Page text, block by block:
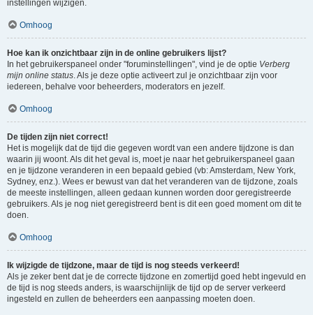
instellingen wijzigen.
Omhoog
Hoe kan ik onzichtbaar zijn in de online gebruikers lijst?
In het gebruikerspaneel onder "foruminstellingen", vind je de optie Verberg
mijn online status. Als je deze optie activeert zul je onzichtbaar zijn voor
iedereen, behalve voor beheerders, moderators en jezelf.
Omhoog
De tijden zijn niet correct!
Het is mogelijk dat de tijd die gegeven wordt van een andere tijdzone is dan
waarin jij woont. Als dit het geval is, moet je naar het gebruikerspaneel gaan
en je tijdzone veranderen in een bepaald gebied (vb: Amsterdam, New York,
Sydney, enz.). Wees er bewust van dat het veranderen van de tijdzone, zoals
de meeste instellingen, alleen gedaan kunnen worden door geregistreerde
gebruikers. Als je nog niet geregistreerd bent is dit een goed moment om dit te
doen.
Omhoog
Ik wijzigde de tijdzone, maar de tijd is nog steeds verkeerd!
Als je zeker bent dat je de correcte tijdzone en zomertijd goed hebt ingevuld en
de tijd is nog steeds anders, is waarschijnlijk de tijd op de server verkeerd
ingesteld en zullen de beheerders een aanpassing moeten doen.